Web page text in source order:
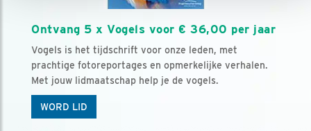
Ontvang 5 x Vogels voor € 36,00 per jaar
Vogels is het tijdschrift voor onze leden, met
prachtige fotoreportages en opmerkelijke verhalen.
Met jouw lidmaatschap help je de vogels.
WORD LID